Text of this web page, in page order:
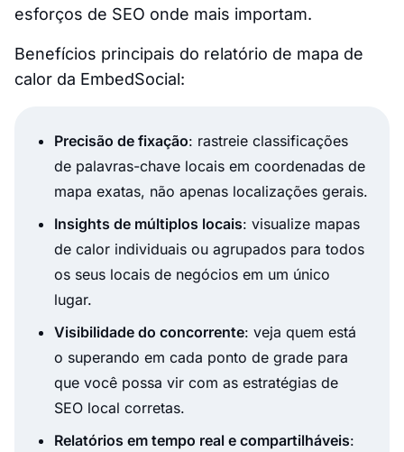
esforços de SEO onde mais importam.
Benefícios principais do relatório de mapa de
calor da EmbedSocial:
Precisão de fixação: rastreie classificações
de palavras-chave locais em coordenadas de
mapa exatas, não apenas localizações gerais.
Insights de múltiplos locais: visualize mapas
de calor individuais ou agrupados para todos
os seus locais de negócios em um único
lugar.
Visibilidade do concorrente: veja quem está
o superando em cada ponto de grade para
que você possa vir com as estratégias de
SEO local corretas.
Relatórios em tempo real e compartilháveis: